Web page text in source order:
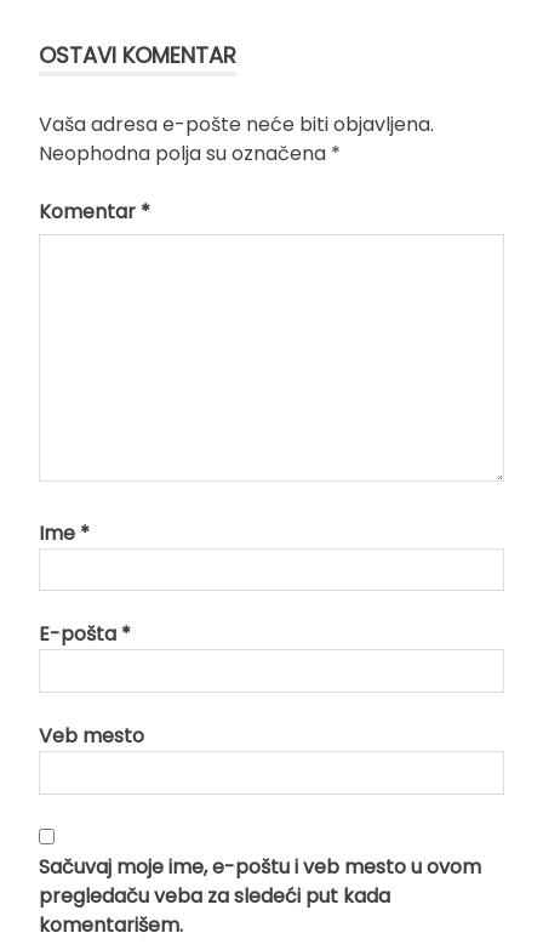
OSTAVI KOMENTAR
Vaša adresa e-pošte neće biti objavljena.
Neophodna polja su označena *
Komentar *
Ime *
E-pošta *
Veb mesto
Sačuvaj moje ime, e-poštu i veb mesto u ovom
pregledaču veba za sledeći put kada
komentarišem.